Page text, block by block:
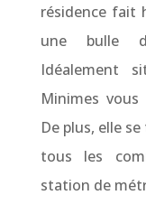
résidence fait
une bulle
Idéalement
Minimes
De plus, elle
tous les
station de